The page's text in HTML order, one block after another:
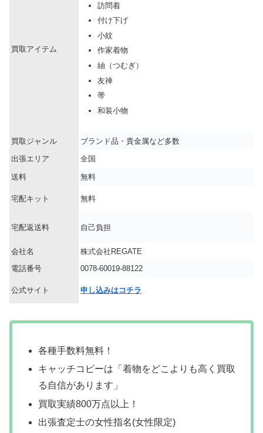
買取アイテム
訪問着
付け下げ
小紋
作家着物
紬（つむぎ）
友禅
帯
和装小物
買取ジャンル
ブランド品・貴金属など多数
出張エリア
全国
送料 無料
宅配キット 無料
宅配返送料 自己負担
会社名
株式会社REGATE
電話番号
0078-60019-88122
公式サイト 申し込みはコチラ
各種手数料無料！
キャッチコピーは「着物をどこよりも高く買取
る自信があります」
買取実績800万点以上！
出張査定士の女性指名(女性限定)